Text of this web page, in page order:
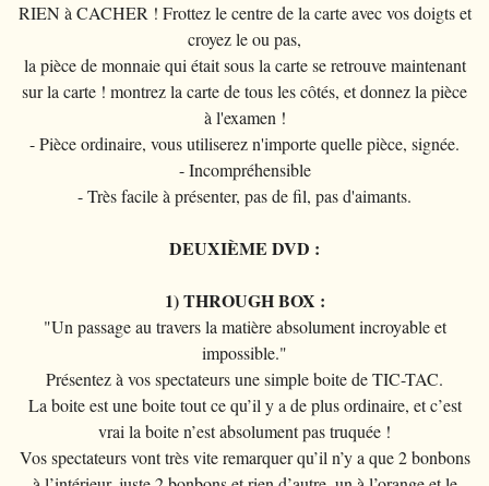
RIEN à CACHER ! Frottez le centre de la carte avec vos doigts et
croyez le ou pas,
la pièce de monnaie qui était sous la carte se retrouve maintenant
sur la carte ! montrez la carte de tous les côtés, et donnez la pièce
à l'examen !
- Pièce ordinaire, vous utiliserez n'importe quelle pièce, signée.
- Incompréhensible
- Très facile à présenter, pas de fil, pas d'aimants.
DEUXIÈME DVD :
1) THROUGH BOX :
"Un passage au travers la matière absolument incroyable et
impossible."
Présentez à vos spectateurs une simple boite de TIC-TAC.
La boite est une boite tout ce qu’il y a de plus ordinaire, et c’est
vrai la boite n’est absolument pas truquée !
Vos spectateurs vont très vite remarquer qu’il n’y a que 2 bonbons